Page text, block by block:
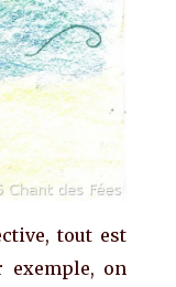
tout est
on